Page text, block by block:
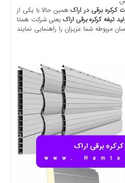
کرکره برقی در اراکهمین حالا با یکی از
تیغه کرکره برقی اراک یعنی شرکت همتا
مربوطه شما عزیزان را راهنمایی نمایند